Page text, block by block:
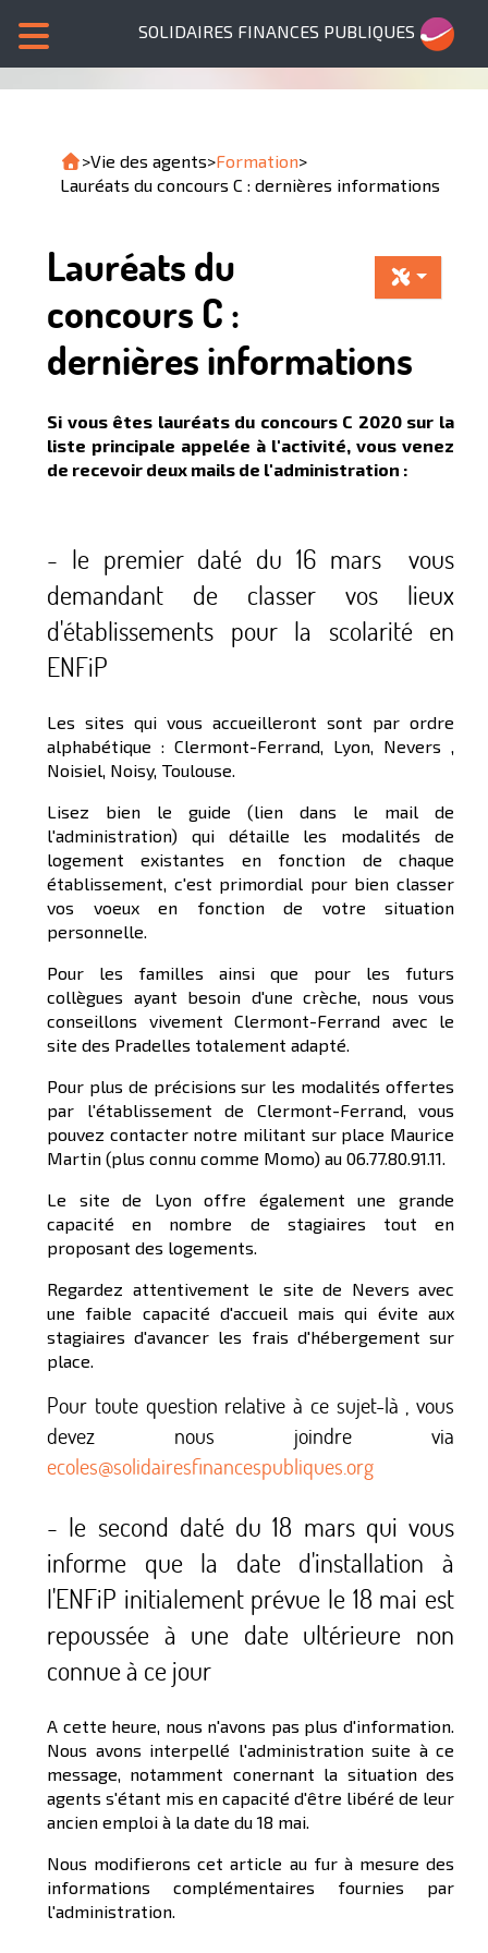
SOLIDAIRES FINANCES PUBLIQUES
>Vie des agents>Formation>
Lauréats du concours C : dernières informations
Lauréats du
concours C :
dernières informations
Si vous êtes lauréats du concours C 2020 sur la
liste principale appelée à l'activité, vous venez
de recevoir deux mails de l'administration :
- le premier daté du 16 mars vous
demandant de classer vos lieux
d'établissements pour la scolarité en
ENFiP
Les sites qui vous accueilleront sont par ordre
alphabétique : Clermont-Ferrand, Lyon, Nevers ,
Noisiel, Noisy, Toulouse.
Lisez bien le guide (lien dans le mail de
l'administration) qui détaille les modalités de
logement existantes en fonction de chaque
établissement, c'est primordial pour bien classer
vos voeux en fonction de votre situation
personnelle.
Pour les familles ainsi que pour les futurs
collègues ayant besoin d'une crèche, nous vous
conseillons vivement Clermont-Ferrand avec le
site des Pradelles totalement adapté.
Pour plus de précisions sur les modalités offertes
par l'établissement de Clermont-Ferrand, vous
pouvez contacter notre militant sur place Maurice
Martin (plus connu comme Momo) au 06.77.80.91.11.
Le site de Lyon offre également une grande
capacité en nombre de stagiaires tout en
proposant des logements.
Regardez attentivement le site de Nevers avec
une faible capacité d'accueil mais qui évite aux
stagiaires d'avancer les frais d'hébergement sur
place.
Pour toute question relative à ce sujet-là , vous
devez nous joindre via
ecoles@solidairesfinancespubliques.org
- le second daté du 18 mars qui vous
informe que la date d'installation à
l'ENFiP initialement prévue le 18 mai est
repoussée à une date ultérieure non
connue à ce jour
A cette heure, nous n'avons pas plus d'information.
Nous avons interpellé l'administration suite à ce
message, notamment conernant la situation des
agents s'étant mis en capacité d'être libéré de leur
ancien emploi à la date du 18 mai.
Nous modifierons cet article au fur à mesure des
informations complémentaires fournies par
l'administration.